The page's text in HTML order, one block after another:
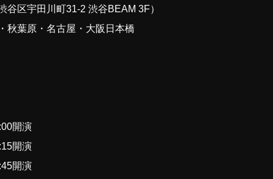
区宇田川町31-2 渋谷BEAM 3F）
秋葉原・名古屋・大阪日本橋
開演
開演
開演